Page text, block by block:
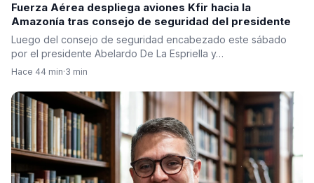
Fuerza Aérea despliega aviones Kfir hacia la
Amazonía tras consejo de seguridad del presidente
Luego del consejo de seguridad encabezado este sábado
por el presidente Abelardo De La Espriella y…
Hace 44 min·3 min